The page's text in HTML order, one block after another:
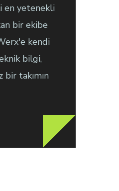
en yetenekli
bir ekibe
kendi
bilgi,
bir takımın